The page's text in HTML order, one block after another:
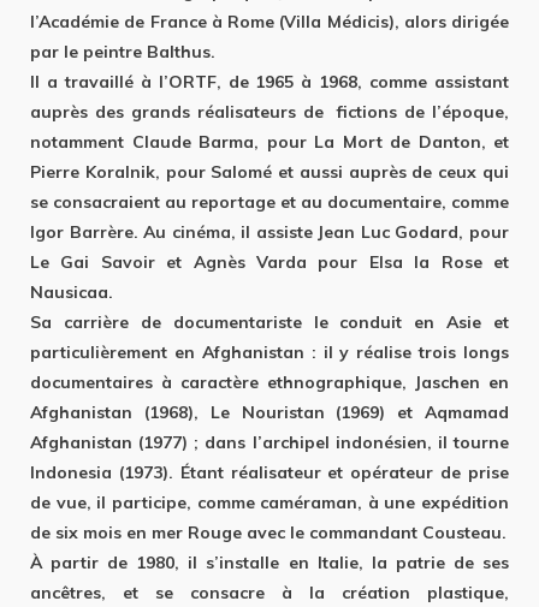
l’Académie de France à Rome (Villa Médicis), alors dirigée
par le peintre Balthus.
Il a travaillé à l’ORTF, de 1965 à 1968, comme assistant
auprès des grands réalisateurs de fictions de l’époque,
notamment Claude Barma, pour La Mort de Danton, et
Pierre Koralnik, pour Salomé et aussi auprès de ceux qui
se consacraient au reportage et au documentaire, comme
Igor Barrère. Au cinéma, il assiste Jean Luc Godard, pour
Le Gai Savoir et Agnès Varda pour Elsa la Rose et
Nausicaa.
Sa carrière de documentariste le conduit en Asie et
particulièrement en Afghanistan : il y réalise trois longs
documentaires à caractère ethnographique, Jaschen en
Afghanistan (1968), Le Nouristan (1969) et Aqmamad
Afghanistan (1977) ; dans l’archipel indonésien, il tourne
Indonesia (1973). Étant réalisateur et opérateur de prise
de vue, il participe, comme caméraman, à une expédition
de six mois en mer Rouge avec le commandant Cousteau.
À partir de 1980, il s’installe en Italie, la patrie de ses
ancêtres, et se consacre à la création plastique,